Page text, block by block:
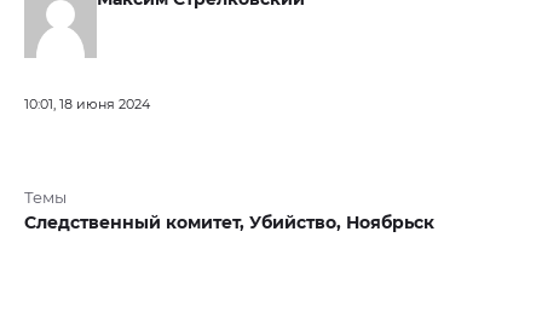
10:01, 18 июня 2024
Темы
Следственный комитет, Убийство, Ноябрьск